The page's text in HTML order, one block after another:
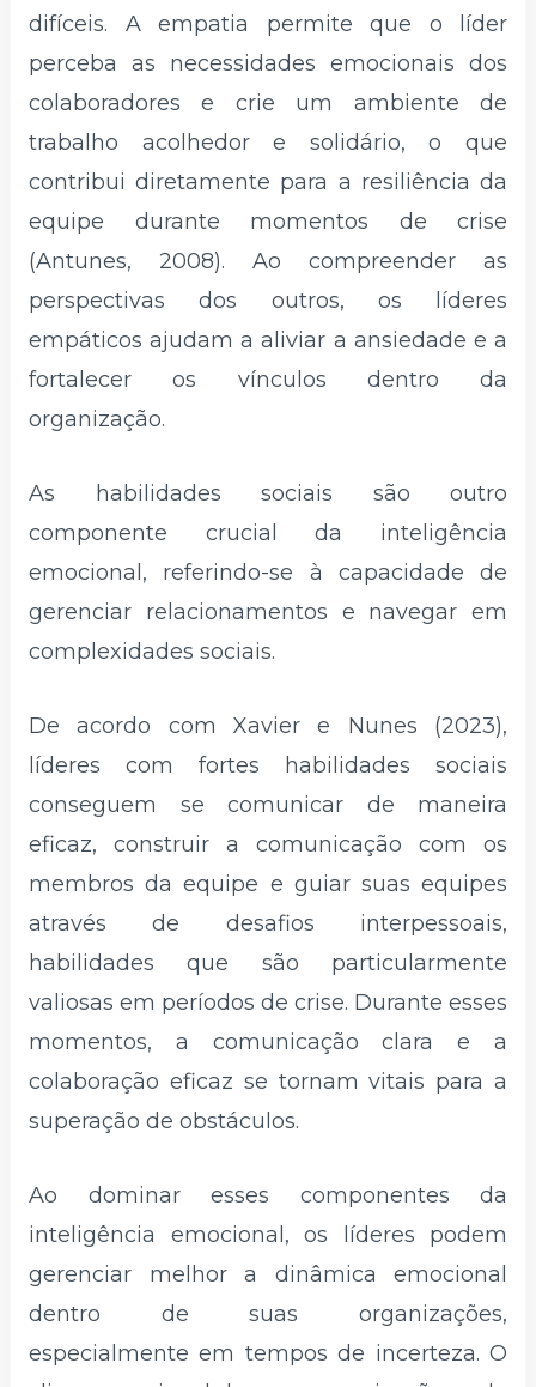
difíceis. A empatia permite que o líder
perceba as necessidades emocionais dos
colaboradores e crie um ambiente de
trabalho acolhedor e solidário, o que
contribui diretamente para a resiliência da
equipe durante momentos de crise
(Antunes, 2008). Ao compreender as
perspectivas dos outros, os líderes
empáticos ajudam a aliviar a ansiedade e a
fortalecer os vínculos dentro da
organização.
As habilidades sociais são outro
componente crucial da inteligência
emocional, referindo-se à capacidade de
gerenciar relacionamentos e navegar em
complexidades sociais.
De acordo com Xavier e Nunes (2023),
líderes com fortes habilidades sociais
conseguem se comunicar de maneira
eficaz, construir a comunicação com os
membros da equipe e guiar suas equipes
através de desafios interpessoais,
habilidades que são particularmente
valiosas em períodos de crise. Durante esses
momentos, a comunicação clara e a
colaboração eficaz se tornam vitais para a
superação de obstáculos.
Ao dominar esses componentes da
inteligência emocional, os líderes podem
gerenciar melhor a dinâmica emocional
dentro de suas organizações,
especialmente em tempos de incerteza. O